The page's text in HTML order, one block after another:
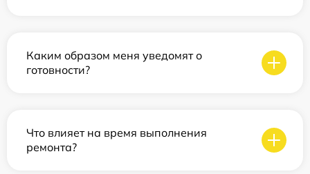
Каким образом меня уведомят о
готовности?
Что влияет на время выполнения
ремонта?